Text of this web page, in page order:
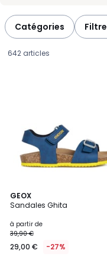
Catégories
642 articles
GEOX
Sandales Ghita
Prix
à
partir
à partir de
39,90 €
29,00 € -27%
5
/